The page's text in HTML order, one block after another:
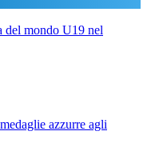
del mondo U19 nel
azzurre agli